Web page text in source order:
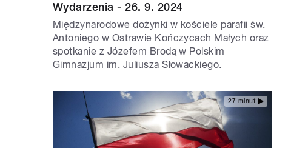
Wydarzenia - 26. 9. 2024
Międzynarodowe dożynki w kościele parafii św.
Antoniego w Ostrawie Kończycach Małych oraz
spotkanie z Józefem Brodą w Polskim
Gimnazjum im. Juliusza Słowackiego.
27 minut